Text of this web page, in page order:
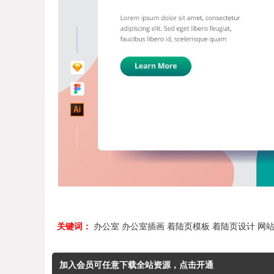
关键词： 办公室 办公室插画 着陆页模板 着陆页设计 网
加入会员可任意下载全站资源，点击开通